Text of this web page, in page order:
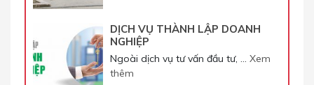
DỊCH VỤ THÀNH LẬP DOANH
NGHIỆP
Ngoài dịch vụ tư vấn đầu tư, … Xem
thêm